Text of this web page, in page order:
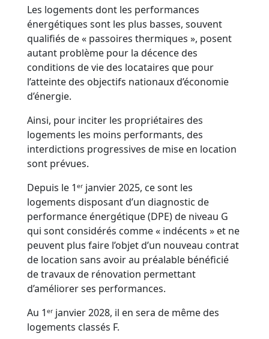
Les logements dont les performances
énergétiques sont les plus basses, souvent
qualifiés de « passoires thermiques », posent
autant problème pour la décence des
conditions de vie des locataires que pour
l’atteinte des objectifs nationaux d’économie
d’énergie.
Ainsi, pour inciter les propriétaires des
logements les moins performants, des
interdictions progressives de mise en location
sont prévues.
Depuis le 1ᵉʳ janvier 2025, ce sont les
logements disposant d’un diagnostic de
performance énergétique (DPE) de niveau G
qui sont considérés comme « indécents » et ne
peuvent plus faire l’objet d’un nouveau contrat
de location sans avoir au préalable bénéficié
de travaux de rénovation permettant
d’améliorer ses performances.
Au 1ᵉʳ janvier 2028, il en sera de même des
logements classés F.